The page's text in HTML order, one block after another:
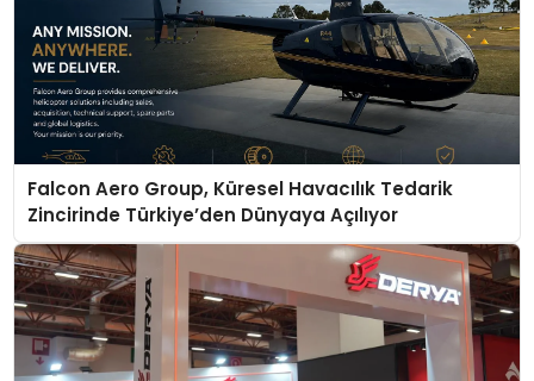
Falcon Aero Group, Küresel Havacılık Tedarik
Zincirinde Türkiye’den Dünyaya Açılıyor